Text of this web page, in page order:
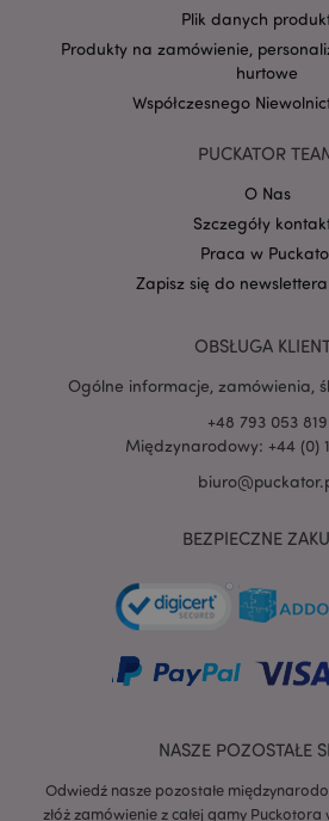
Plik danych
Produkty na zamówienie,
hurtowe
Współczesnego
PUCKATOR
O Nas
Szczegóły
Praca w
Zapisz się do
OBSŁUGA
Ogólne informacje, zamówienia,
+48 793 053 819
Międzynarodowy: +44 (0)
BEZPIECZNE
NASZE POZOSTAŁE
Odwiedź nasze pozostałe
złóż zamówienie z całej gamy
recently_viewed_product
mage-cache-storage